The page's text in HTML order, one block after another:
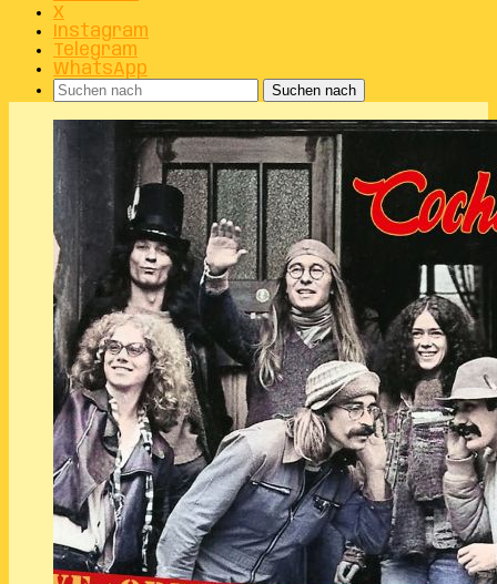
X
Instagram
Telegram
WhatsApp
Suchen nach